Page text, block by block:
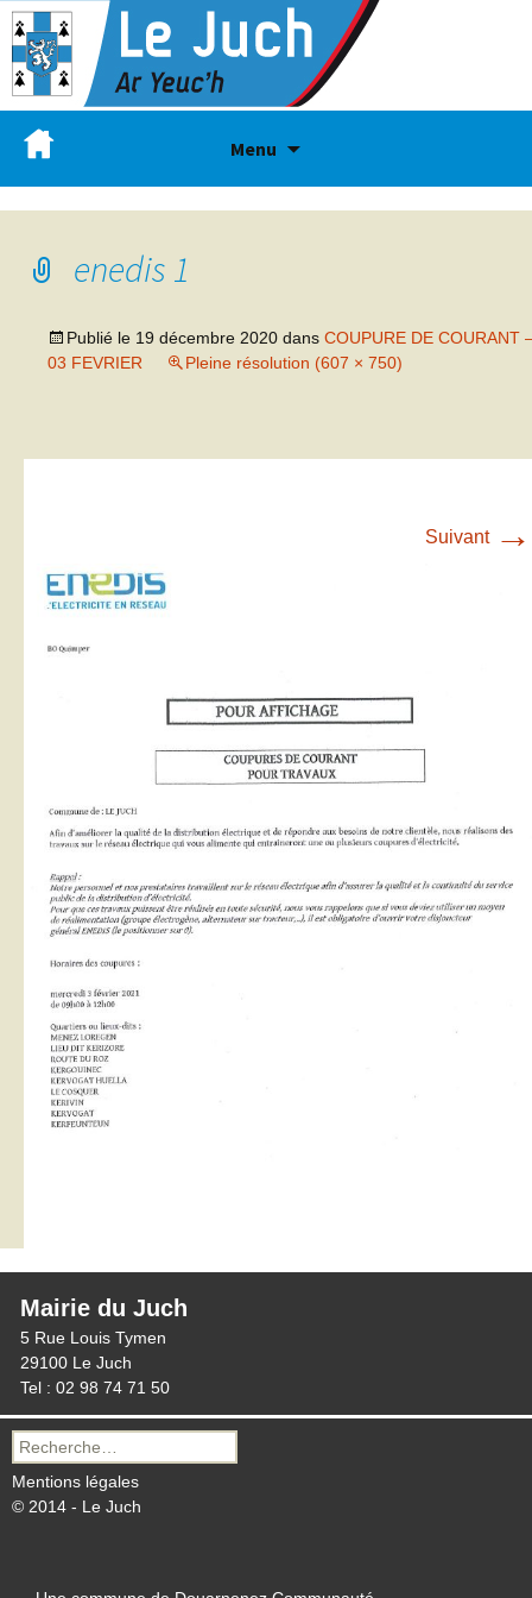
Menu
enedis 1
Publié le 19 décembre 2020 dans COUPURE DE COURANT
03 FEVRIER
Pleine résolution (607 × 750)
Suivant →
Mairie du Juch
5 Rue Louis Tymen
29100 Le Juch
Tel : 02 98 74 71 50
Recherche
pour :
Mentions légales
© 2014 - Le Juch